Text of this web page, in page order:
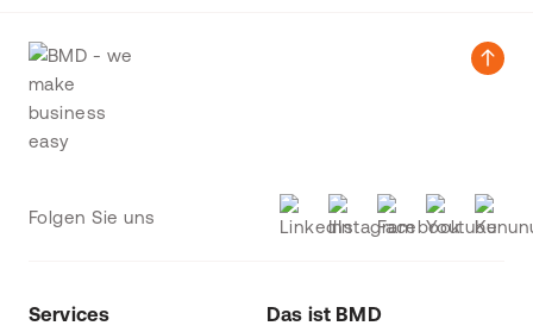
Folgen Sie uns
Services
Das ist BMD